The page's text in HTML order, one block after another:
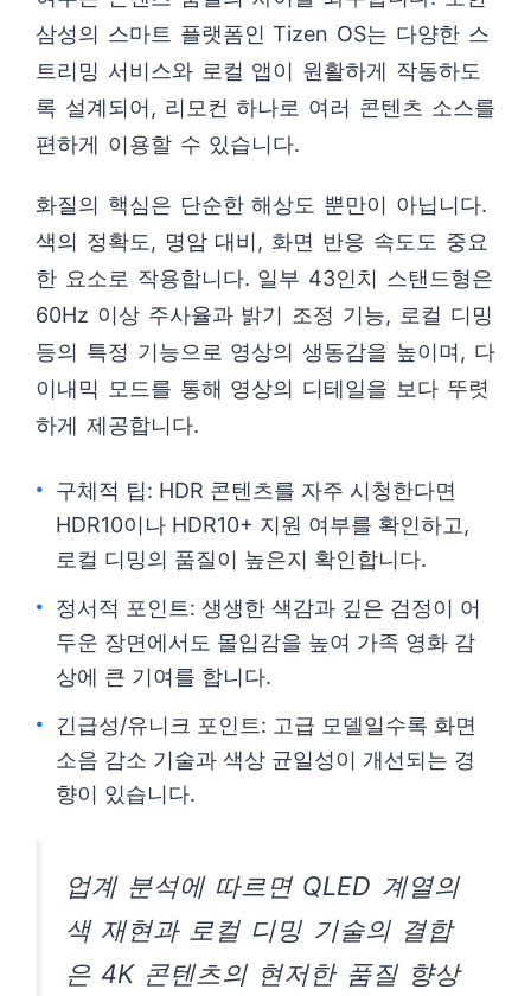
삼성의 스마트 플랫폼인 Tizen OS는 다양한 스
트리밍 서비스와 로컬 앱이 원활하게 작동하도
록 설계되어, 리모컨 하나로 여러 콘텐츠 소스를
편하게 이용할 수 있습니다.
화질의 핵심은 단순한 해상도 뿐만이 아닙니다.
색의 정확도, 명암 대비, 화면 반응 속도도 중요
한 요소로 작용합니다. 일부 43인치 스탠드형은
60Hz 이상 주사율과 밝기 조정 기능, 로컬 디밍
등의 특정 기능으로 영상의 생동감을 높이며, 다
이내믹 모드를 통해 영상의 디테일을 보다 뚜렷
하게 제공합니다.
구체적 팁: HDR 콘텐츠를 자주 시청한다면
HDR10이나 HDR10+ 지원 여부를 확인하고,
로컬 디밍의 품질이 높은지 확인합니다.
정서적 포인트: 생생한 색감과 깊은 검정이 어
두운 장면에서도 몰입감을 높여 가족 영화 감
상에 큰 기여를 합니다.
긴급성/유니크 포인트: 고급 모델일수록 화면
소음 감소 기술과 색상 균일성이 개선되는 경
향이 있습니다.
업계 분석에 따르면 QLED 계열의
색 재현과 로컬 디밍 기술의 결합
은 4K 콘텐츠의 현저한 품질 향상